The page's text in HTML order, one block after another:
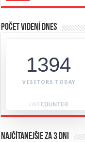
Počet videní dnes
1394
VISITORS TODAY
Najčítanejšie za 3 dni